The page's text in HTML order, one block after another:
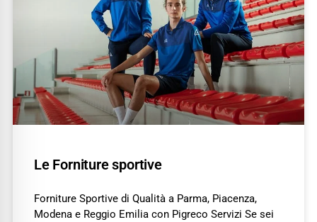
Le Forniture sportive
Forniture Sportive di Qualità a Parma, Piacenza,
Modena e Reggio Emilia con Pigreco Servizi Se sei